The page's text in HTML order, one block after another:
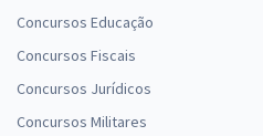
Concursos Educação
Concursos Fiscais
Concursos Jurídicos
Concursos Militares